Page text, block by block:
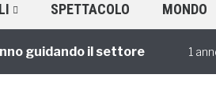
SPETTACOLO MONDO
il settore 1 annofa